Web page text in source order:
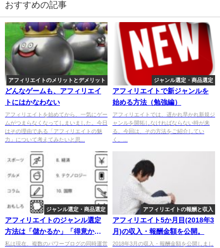
おすすめの記事
アフィリエイトのメリットとデメリット
どんなゲームも、アフィリエイ
トにはかなわない
アフィリエイトを始めてから、一気にゲー
ムがつまらなくなってしまいました。今日
はその理由である「アフィリエイトの魅
力」について考えてみたいと思...
ジャンル選定・商品選定
アフィリエイトで新ジャンルを
始める方法（勉強編）
アフィリエイトでは、遅かれ早かれ新規ジ
ャンルを開拓しなければならない時が来
る。今回は、その方法をご紹介してい
く。...
ジャンル選定・商品選定
アフィリエイトのジャンル選定
方法は「儲かるか」「得意か」
の2軸
私は現在、複数のパワーブログの同時運営
アフィリエイトの報酬と収入
アフィリエイト5か月目(2018年3
月)の収入・報酬金額を公開。
2018年3月の収入・報酬金額を公開しまし